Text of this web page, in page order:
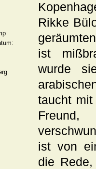
Rikke
ist
wurde
taucht
ist von
die